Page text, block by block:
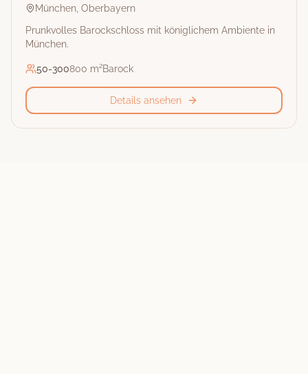
München Oberbayern
Prunkvolles Barockschloss mit königlichem Ambiente in
München.
50-300800 m²Barock
Details ansehen